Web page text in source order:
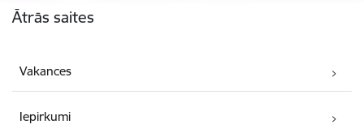
Ātrās saites
Vakances
Iepirkumi